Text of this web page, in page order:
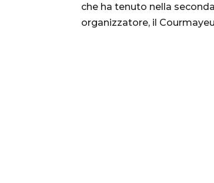
che ha tenuto nella
organizzatore, il